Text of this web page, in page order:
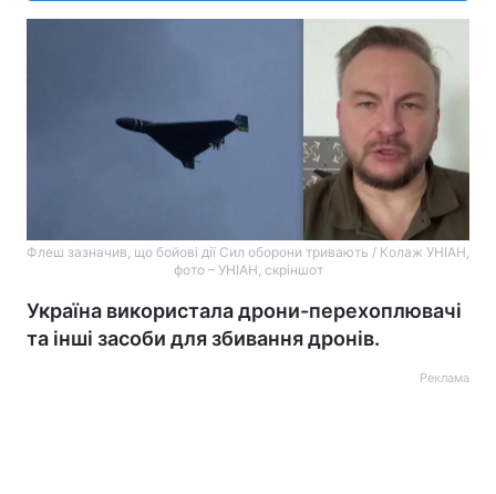
Флеш зазначив, що бойові дії Сил оборони тривають / Колаж УНІАН,
фото – УНІАН, скріншот
Україна використала дрони-перехоплювачі
та інші засоби для збивання дронів.
Реклама